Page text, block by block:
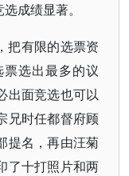
成绩显著。
把有限的选票资
选出最多的议
出面竞选也可以
兄时任都督府顾
提名，再由汪菊
了十打照片和两